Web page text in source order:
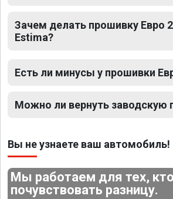
Зачем делать прошивку Евро
Estima?
Есть ли минусы у прошивки
Можно ли вернуть заводскую
Вы не узнаете ваш автомобиль!
Мы работаем для тех,
почувствовать разницу.